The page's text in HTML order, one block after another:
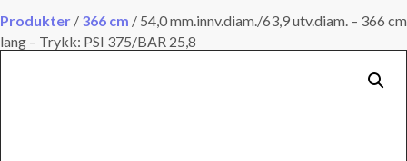
Produkter / 366 cm / 54,0 mm.innv.diam./63,9 utv.diam. – 366 cm
lang – Trykk: PSI 375/BAR 25,8